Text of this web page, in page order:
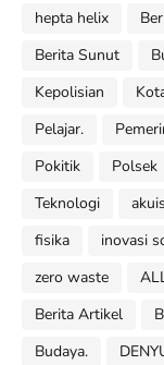
hepta helix
Berita Sunut
Kepolisian
Pelajar.
Pokitik
Polsek
Teknologi
fisika
inovasi
zero waste
Berita Artikel
Budaya.